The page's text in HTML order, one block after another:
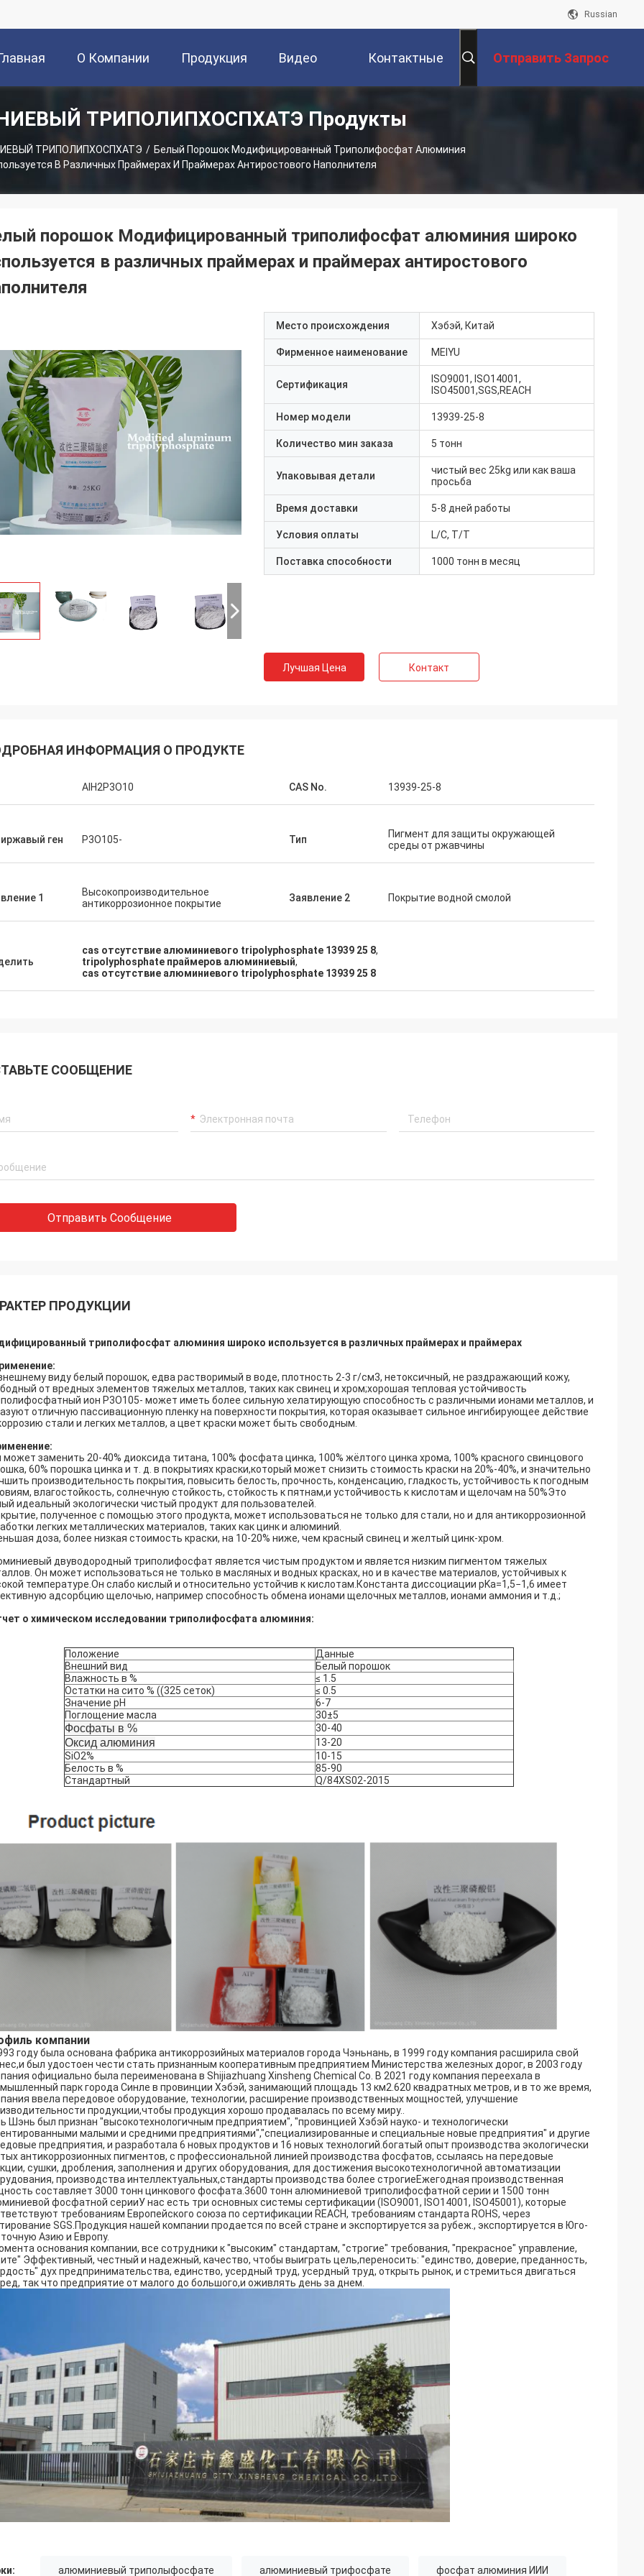
Russian
О Компании Продукция Видео Контактные
Данные
Отправить Запрос
ТРИПОЛИПХОСПХАТЭ Продукты
ТРИПОЛИПХОСПХАТЭ / Белый Порошок Модифицированный Триполифосфат Алюминия
В Различных Праймерах И Праймерах Антиростового Наполнителя
порошок Модифицированный триполифосфат алюминия широко
в различных праймерах и праймерах антиростового
Место происхождения Хэбэй, Китай
Фирменное наименование MEIYU
Сертификация
ISO9001, ISO14001,
ISO45001,SGS,REACH
Номер модели 13939-25-8
Количество мин заказа 5 тонн
Упаковывая детали
чистый вес 25kg или как ваша
просьба
Время доставки 5-8 дней работы
Условия оплаты L/C, T/T
Поставка способности 1000 тонн в месяц
Лучшая Цена Контакт
ИНФОРМАЦИЯ О ПРОДУКТЕ
AlH2P3O10 CAS No. 13939-25-8
ген P3O105- Тип
Пигмент для защиты окружающей
среды от ржавчины
1
Высокопроизводительное
антикоррозионное покрытие
Заявление 2 Покрытие водной смолой
cas отсутствие алюминиевого tripolyphosphate 13939 25 8,
tripolyphosphate праймеров алюминиевый,
cas отсутствие алюминиевого tripolyphosphate 13939 25 8
СООБЩЕНИЕ
Отправить Сообщение
ПРОДУКЦИИ
триполифосфат алюминия широко используется в различных праймерах и праймерах
виду белый порошок, едва растворимый в воде, плотность 2-3 г/см3, нетоксичный, не раздражающий кожу,
от вредных элементов тяжелых металлов, таких как свинец и хром;хорошая тепловая устойчивость
ион P3O105- может иметь более сильную хелатирующую способность с различными ионами металлов, и
отличную пассивационную пленку на поверхности покрытия, которая оказывает сильное ингибирующее действие
стали и легких металлов, а цвет краски может быть свободным.
может заменить 20-40% диоксида титана, 100% фосфата цинка, 100% жёлтого цинка хрома, 100% красного свинцового
60% порошка цинка и т. д. в покрытиях краски,который может снизить стоимость краски на 20%-40%, и значительно
производительность покрытия, повысить белость, прочность, конденсацию, гладкость, устойчивость к погодным
влагостойкость, солнечную стойкость, стойкость к пятнам,и устойчивость к кислотам и щелочам на 50%Это
идеальный экологически чистый продукт для пользователей.
полученное с помощью этого продукта, может использоваться не только для стали, но и для антикоррозионной
легких металлических материалов, таких как цинк и алюминий.
доза, более низкая стоимость краски, на 10-20% ниже, чем красный свинец и желтый цинк-хром.
двуводородный триполифосфат является чистым продуктом и является низким пигментом тяжелых
Он может использоваться не только в масляных и водных красках, но и в качестве материалов, устойчивых к
температуре.Он слабо кислый и относительно устойчив к кислотам.Константа диссоциации pKa=1,5−1,6 имеет
адсорбцию щелочью, например способность обмена ионами щелочных металлов, ионами аммония и т.д.;
о химическом исследовании триполифосфата алюминия:
Положение
Данные
Внешний вид
Белый порошок
Влажность в %
≤ 1.5
Остатки на сито % ((325 сеток)
≤ 0.5
Значение pH
6-7
Поглощение масла
30±5
Фосфаты в % 30-40
Оксид алюминия
13-20
SiO2%
10-15
Белость в %
85-90
Стандартный
Q/84XS02-2015
компании
году была основана фабрика антикоррозийных материалов города Чэньнань, в 1999 году компания расширила свой
был удостоен чести стать признанным кооперативным предприятием Министерства железных дорог, в 2003 году
официально была переименована в Shijiazhuang Xinsheng Chemical Co. В 2021 году компания переехала в
парк города Синле в провинции Хэбэй, занимающий площадь 13 км2.620 квадратных метров, и в то же время,
ввела передовое оборудование, технологии, расширение производственных мощностей, улучшение
продукции,чтобы продукция хорошо продавалась по всему миру..
Шэнь был признан "высокотехнологичным предприятием", "провинцией Хэбэй науко- и технологически
малыми и средними предприятиями","специализированные и специальные новые предприятия" и другие
предприятия, и разработала 6 новых продуктов и 16 новых технологий.богатый опыт производства экологически
антикоррозионных пигментов, с профессиональной линией производства фосфатов, ссылаясь на передовые
сушки, дробления, заполнения и других оборудования, для достижения высокотехнологичной автоматизации
производства интеллектуальных,стандарты производства более строгиеЕжегодная производственная
составляет 3000 тонн цинкового фосфата.3600 тонн алюминиевой триполифосфатной серии и 1500 тонн
фосфатной серииУ нас есть три основных системы сертификации (ISO9001, ISO14001, ISO45001), которые
требованиям Европейского союза по сертификации REACH, требованиям стандарта ROHS, через
SGS.Продукция нашей компании продается по всей стране и экспортируется за рубеж., экспортируется в Юго-
Азию и Европу.
основания компании, все сотрудники к "высоким" стандартам, "строгие" требования, "прекрасное" управление,
Эффективный, честный и надежный, качество, чтобы выиграть цель,переносить: "единство, доверие, преданность,
дух предпринимательства, единство, усердный труд, усердный труд, открыть рынок, и стремиться двигаться
так что предприятие от малого до большого,и оживлять день за днем.
алюминиевый триполыфосфате алюминиевый трифосфате фосфат алюминия ИИИ